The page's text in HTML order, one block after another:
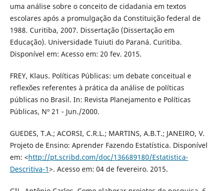
uma análise sobre o conceito de cidadania em textos
escolares após a promulgação da Constituição federal de
1988. Curitiba, 2007. Dissertação (Dissertação em
Educação). Universidade Tuiuti do Paraná. Curitiba.
Disponível em: Acesso em: 20 fev. 2015.
FREY, Klaus. Políticas Públicas: um debate conceitual e
reflexões referentes à prática da análise de políticas
públicas no Brasil. In: Revista Planejamento e Políticas
Públicas, Nº 21 - Jun./2000.
GUEDES, T.A.; ACORSI, C.R.L.; MARTINS, A.B.T.; JANEIRO, V.
Projeto de Ensino: Aprender Fazendo Estatística. Disponível
em: <http://pt.scribd.com/doc/136689180/Estatistica-
Descritiva-1>. Acesso em: 04 de fevereiro. 2015.